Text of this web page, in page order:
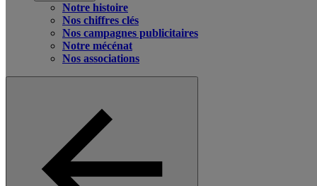
Notre histoire
Nos chiffres clés
Nos campagnes publicitaires
Notre mécénat
Nos associations